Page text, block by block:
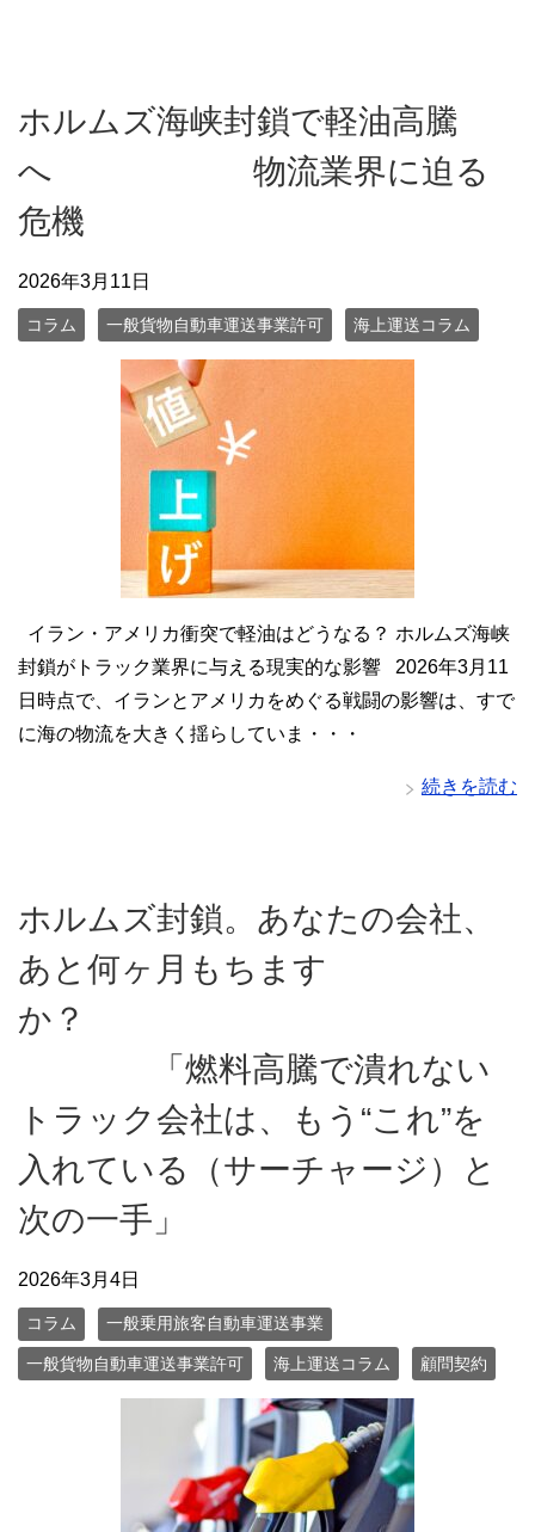
ホルムズ海峡封鎖で軽油高騰
へ 物流業界に迫る
危機
2026年3月11日
コラム 一般貨物自動車運送事業許可 海上運送コラム
イラン・アメリカ衝突で軽油はどうなる？ ホルムズ海峡
封鎖がトラック業界に与える現実的な影響 2026年3月11
日時点で、イランとアメリカをめぐる戦闘の影響は、すで
に海の物流を大きく揺らしていま・・・
続きを読む
ホルムズ封鎖。あなたの会社、
あと何ヶ月もちます
か？
「燃料高騰で潰れない
トラック会社は、もう“これ”を
入れている（サーチャージ）と
次の一手」
2026年3月4日
コラム 一般乗用旅客自動車運送事業
一般貨物自動車運送事業許可 海上運送コラム 顧問契約